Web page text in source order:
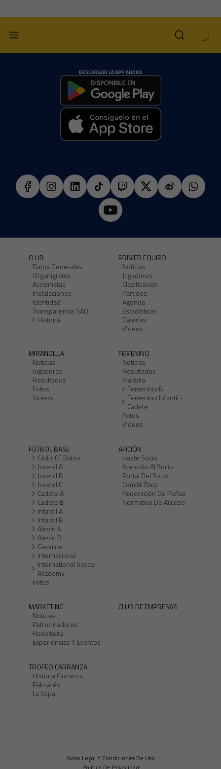
DESCARGAR LA APP AHORA
CLUB
Datos Generales
Organigrama
Accionistas
Instalaciones
Identidad
Transparencia SAD
Historia
PRIMER EQUIPO
Noticias
Jugadores
Clasificación
Partidos
Agenda
Estadísticas
Galerías
Vídeos
MIRANDILLA
Noticias
Jugadores
Resultados
Fotos
Vídeos
FEMENINO
Noticias
Resultados
Plantilla
Femenino B
Femenino Infantil -
Cadete
Fotos
Vídeos
FÚTBOL BASE
Cádiz CF Balón
Juvenil A
Juvenil B
Juvenil C
Cadete A
Cadete B
Infantil A
Infantil B
Alevín A
Alevín B
Genuine
Internacional
International Soccer
Academy
Fotos
AFICIÓN
Hazte Socio
Atención Al Socio
Portal Del Socio
Comité Ético
Federación De Peñas
Normativa De Acceso
MARKETING
Noticias
Patrocinadores
Hospitality
Experiencias Y Eventos
CLUB DE EMPRESAS
TROFEO CARRANZA
Historia Carranza
Palmarés
La Copa
Aviso Legal Y Condiciones De Uso